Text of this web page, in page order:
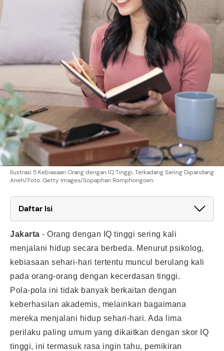
Ilustrasi 5 Kebiasaan Orang dengan IQ Tinggi, Terkadang Sering Dipandang
Aneh/Foto: Getty Images/Sopaphan Romphongoen
Daftar Isi
Jakarta - Orang dengan IQ tinggi sering kali
menjalani hidup secara berbeda. Menurut psikolog,
kebiasaan sehari-hari tertentu muncul berulang kali
pada orang-orang dengan kecerdasan tinggi.
Pola-pola ini tidak banyak berkaitan dengan
keberhasilan akademis, melainkan bagaimana
mereka menjalani hidup sehari-hari. Ada lima
perilaku paling umum yang dikaitkan dengan skor IQ
tinggi, ini termasuk rasa ingin tahu, pemikiran